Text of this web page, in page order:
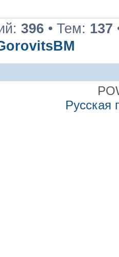
396 • Тем: 137
Русская